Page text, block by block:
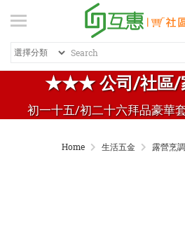
★★★ 公司/社區
初一十五/初二十六拜品豪華
登入 / 註冊
紅利專區
熱銷商品
Home 生活五金 露營烹